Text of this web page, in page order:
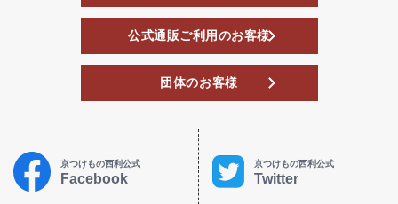
公式通販ご利用のお客様
団体のお客様
京つけもの西利公式
Facebook
京つけもの西利公式
Twitter